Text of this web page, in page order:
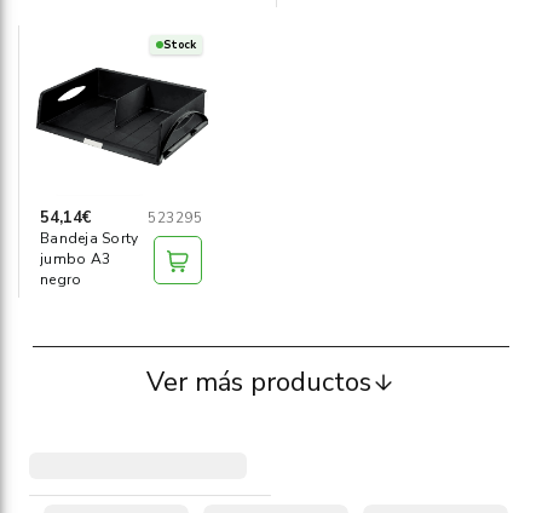
Stock
54,14€
523295
Bandeja Sorty
jumbo A3
negro
Ver más productos